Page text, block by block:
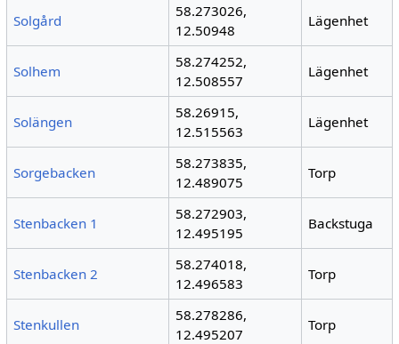
Solgård
58.273026,
12.50948
Lägenhet
Solhem
58.274252,
12.508557
Lägenhet
Solängen
58.26915,
12.515563
Lägenhet
Sorgebacken
58.273835,
12.489075
Torp
Stenbacken 1
58.272903,
12.495195
Backstuga
Stenbacken 2
58.274018,
12.496583
Torp
Stenkullen
58.278286,
12.495207
Torp